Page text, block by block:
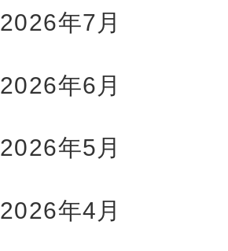
2026年7月
2026年6月
2026年5月
2026年4月